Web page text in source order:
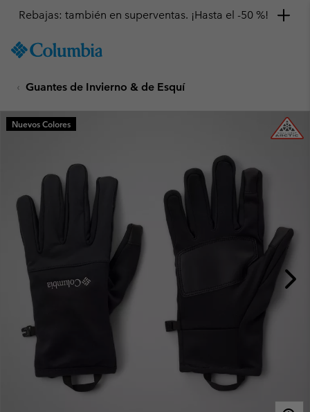
TO
SKIP
MAIN
NAV
SEARCH
Rebajas: también en superventas. ¡Hasta el -50 %!
Guantes de Invierno & de Esquí
Nuevos Colores